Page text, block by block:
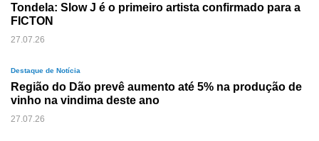
Tondela: Slow J é o primeiro artista confirmado para a
FICTON
27.07.26
Destaque de Notícia
Região do Dão prevê aumento até 5% na produção de
vinho na vindima deste ano
27.07.26